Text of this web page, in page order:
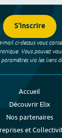
S'inscrire
mail ci-dessus vous
Vous pouvez
via les liens
Accueil
Découvrir Elix
Nos partenaires
et